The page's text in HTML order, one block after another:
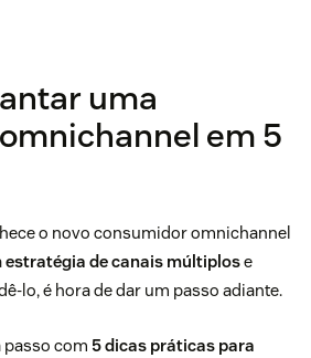
uma
em 5
o novo consumidor omnichannel
estratégia de canais múltiplose
lo, é hora de dar um passo adiante.
passo com 5 dicas práticas para